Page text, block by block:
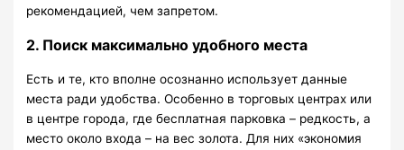
рекомендацией, чем запретом.
2. Поиск максимально удобного места
Есть и те, кто вполне осознанно использует данные
места ради удобства. Особенно в торговых центрах или
в центре города, где бесплатная парковка – редкость, а
место около входа – на вес золота. Для них «экономия